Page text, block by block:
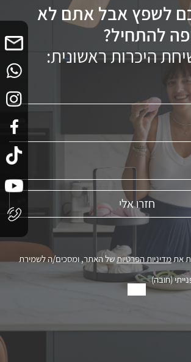
לשפץ אבל אתם לא
להתחיל?
היכרות ראשונית:
ת אתמדיניות הפרטיותשל האתר, ומסכים/ה לשמירת
(חובה)